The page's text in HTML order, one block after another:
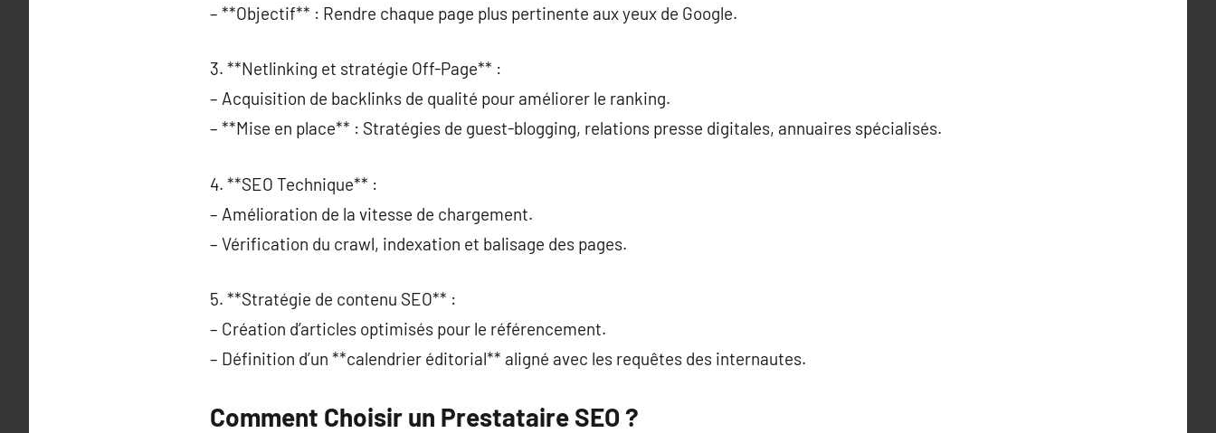
– **Objectif** : Rendre chaque page plus pertinente aux yeux de Google.
3. **Netlinking et stratégie Off-Page** :
– Acquisition de backlinks de qualité pour améliorer le ranking.
– **Mise en place** : Stratégies de guest-blogging, relations presse digitales, annuaires spécialisés.
4. **SEO Technique** :
– Amélioration de la vitesse de chargement.
– Vérification du crawl, indexation et balisage des pages.
5. **Stratégie de contenu SEO** :
– Création d’articles optimisés pour le référencement.
– Définition d’un **calendrier éditorial** aligné avec les requêtes des internautes.
Comment Choisir un Prestataire SEO ?